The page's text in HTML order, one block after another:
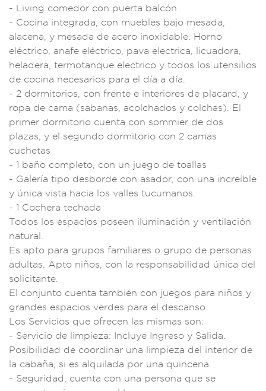
- Living comedor con puerta balcón
- Cocina integrada , con muebles bajo mesada,
alacena, y mesada de acero inoxidable. Horno
eléctrico, anafe el éctrico, pava electrica, licuadora,
heladera , termotanque electrico y todos los utensilios
de cocina necesarios para el día a día.
- 2 dormitorios, con frente e interiores de placard, y
ropa de cama (sabanas, acolchados y colchas).
El
primer dormitorio cuenta con sommier de dos
plazas, y el segundo dormitorio con 2 camas
cuchetas
- 1 baño completo, con un juego de toallas
- Ga lería tipo desborde con asador, con una increíble
y única vista hacia los valles tucumanos.
- 1 Cochera techada
Todos los espacios poseen iluminación y ventilación
natural.
Es apto para grupos familiares o grupo de personas
adultas. Apto niños, con la responsabilidad única del
solicitante.
El conjunto cuenta también con juegos para niños y
grandes espacios verdes para el descanso.
Los Servicios que ofrecen las mismas son:
- Servicio de l impieza: Incl uye Ingreso y Salida.
Posibilidad de coordinar una limpieza del interior de
la cabaña, si es alquilada por una quincena.
- Seguridad, cuenta con una persona que se